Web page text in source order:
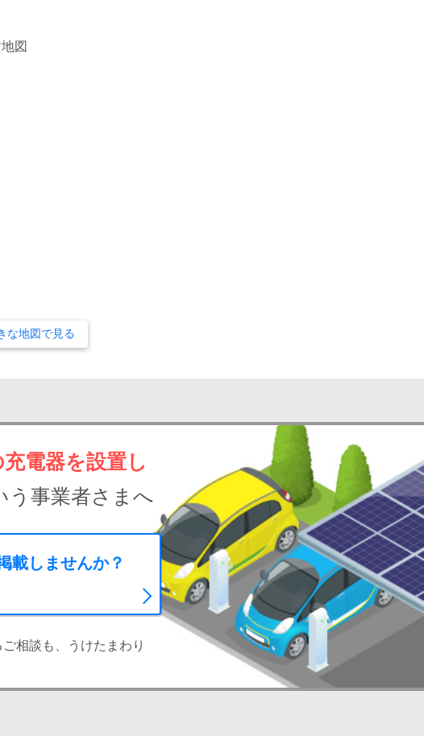
な地図で見る
電器を設置し
う事業者さまへ
載しませんか？
相談も、うけたまわり